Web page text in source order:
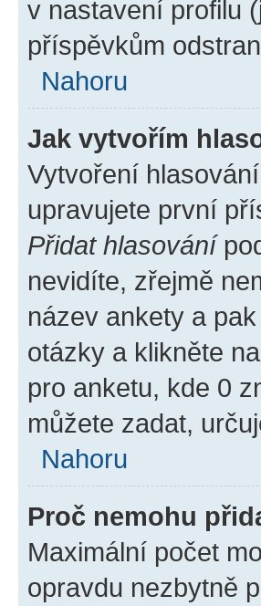
v nastavení profilu
příspěvkům
Nahoru
Jak vytvořím
Vytvoření
upravujete první
Přidat hlasování
nevidíte, zřejmě
název ankety a
otázky a klikněte na
pro anketu, kde 0
můžete zadat,
Nahoru
Proč nemohu
Maximální počet
opravdu nezbytně